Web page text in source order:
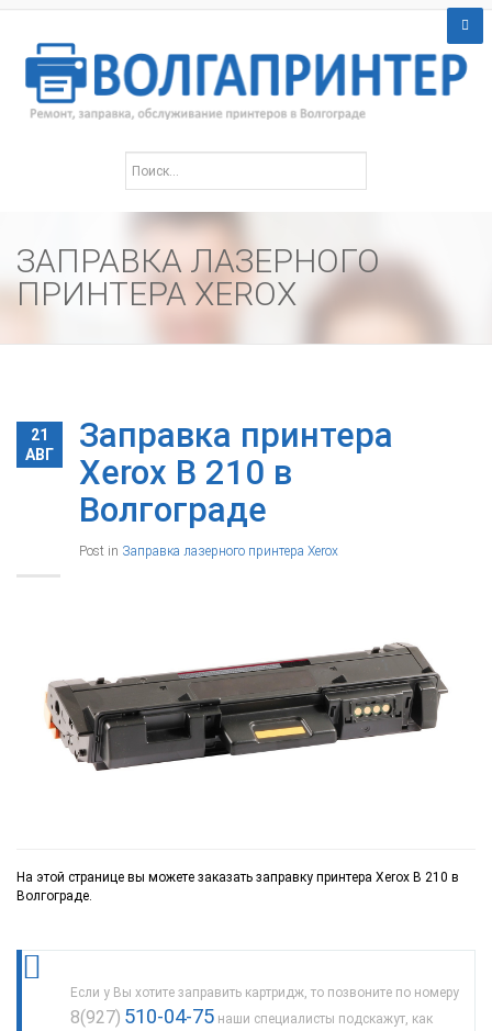
ЗАПРАВКА ЛАЗЕРНОГО
ПРИНТЕРА XEROX
21
АВГ
Заправка принтера
Xerox B 210 в
Волгограде
Post in Заправка лазерного принтера Xerox
На этой странице вы можете заказать заправку принтера Xerox B 210 в
Волгограде.
Если у Вы хотите заправить картридж, то позвоните по номеру
8(927) 510-04-75 наши специалисты подскажут, как